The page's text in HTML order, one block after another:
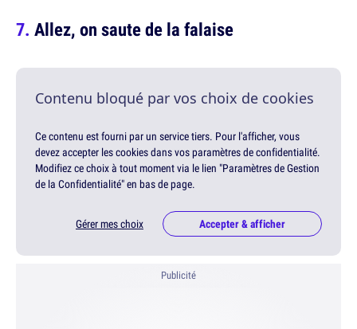
Allez, on saute de la falaise
Contenu bloqué par vos choix de cookies
Ce contenu est fourni par un service tiers. Pour l'afficher, vous
devez accepter les cookies dans vos paramètres de confidentialité.
Modifiez ce choix à tout moment via le lien "Paramètres de Gestion
de la Confidentialité" en bas de page.
Gérer mes choix Accepter & afficher
Publicité